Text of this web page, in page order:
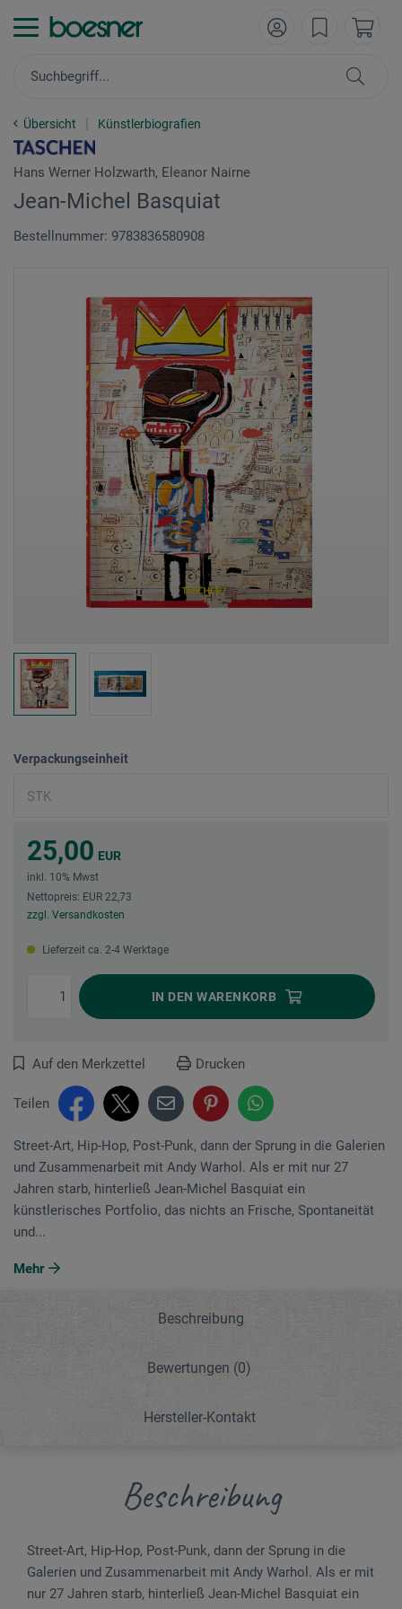
Übersicht Künstlerbiografien
Hans Werner Holzwarth, Eleanor Nairne
Jean-Michel Basquiat
Bestellnummer: 9783836580908
Verpackungseinheit
25,00 EUR
inkl. 10% Mwst
Nettopreis: EUR 22,73
zzgl. Versandkosten
Lieferzeit ca. 2-4 Werktage
IN DEN WARENKORB
Auf den Merkzettel Drucken
Teilen
Street-Art, Hip-Hop, Post-Punk, dann der Sprung in die Galerien
und Zusammenarbeit mit Andy Warhol. Als er mit nur 27
Jahren starb, hinterließ Jean-Michel Basquiat ein
künstlerisches Portfolio, das nichts an Frische, Spontaneität
und...
Mehr
Beschreibung
Bewertungen (0)
Hersteller-Kontakt
Beschreibung
Street-Art, Hip-Hop, Post-Punk, dann der Sprung in die
Galerien und Zusammenarbeit mit Andy Warhol. Als er mit
nur 27 Jahren starb, hinterließ Jean-Michel Basquiat ein